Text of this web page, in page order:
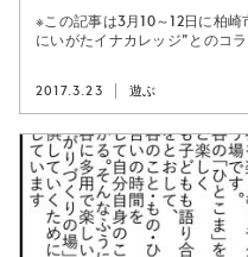
※この記事は3月10～12日に柏崎
にいがたイナカレッジ”とのコ
2017.3.23 遊ぶ